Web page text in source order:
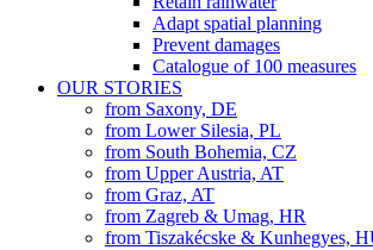
Adapt spatial planning
Prevent damages
Catalogue of 100 measures
OUR STORIES
from Saxony, DE
from Lower Silesia, PL
from South Bohemia, CZ
from Upper Austria, AT
from Graz, AT
from Zagreb & Umag, HR
from Tiszakécske & Kunhegyes,